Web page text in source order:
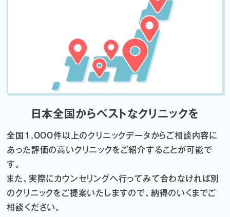
日本全国からベストなクリニックを
全国1,000件以上のクリニックデータからご相談内容に
あった評価の高いクリニックをご紹介することが可能で
す。
また、実際にカウンセリングへ行ってみて合わなければ別
のクリニックをご提案いたしますので、納得のいくまでご
相談ください。